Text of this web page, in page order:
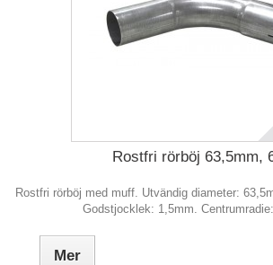
Rostfri rörböj 63,5mm,
Rostfri rörböj med muff. Utvändig diameter:
Godstjocklek: 1,5mm.
Mer